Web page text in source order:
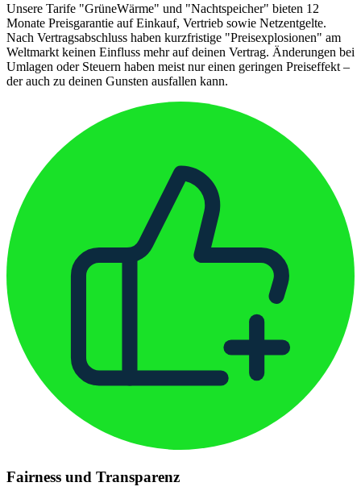
Unsere Tarife "GrüneWärme" und "Nachtspeicher" bieten 12
Monate Preisgarantie auf Einkauf, Vertrieb sowie Netzentgelte.
Nach Vertragsabschluss haben kurzfristige "Preisexplosionen" am
Weltmarkt keinen Einfluss mehr auf deinen Vertrag. Änderungen bei
Umlagen oder Steuern haben meist nur einen geringen Preiseffekt –
der auch zu deinen Gunsten ausfallen kann.
Fairness und Transparenz